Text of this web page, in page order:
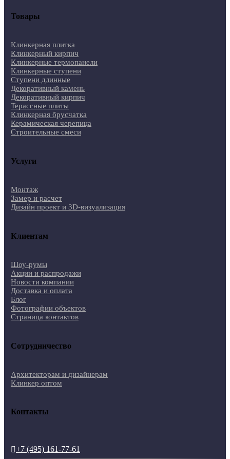
Товары
Клинкерная плитка
Клинкерный кирпич
Клинкерные термопанели
Клинкерные ступени
Ступени длинные
Декоративный камень
Декоративный кирпич
Терассные плиты
Клинкерная брусчатка
Керамическая черепица
Строительные смеси
Услуги
Монтаж
Замер и расчет
Дизайн проект и 3D-визуализация
Клиентам
Шоу-румы
Акции и распродажи
Новости компании
Доставка и оплата
Блог
Фотографии объектов
Страница контактов
Сотрудничество
Архитекторам и дизайнерам
Клинкер оптом
Контакты
+7 (495) 161-77-61